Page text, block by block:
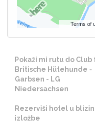
Terms of
Pokaži mi rutu do Club
Britische Hütehunde -
Garbsen - LG
Niedersachsen
Rezerviši hotel u
izložbe